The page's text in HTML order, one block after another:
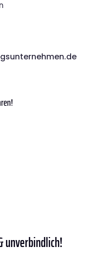
unverbindlich!